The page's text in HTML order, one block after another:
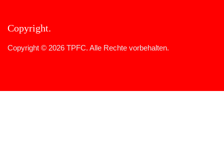
Copyright
Copyright © 2026 TPFC. Alle Rechte vorbehalten.